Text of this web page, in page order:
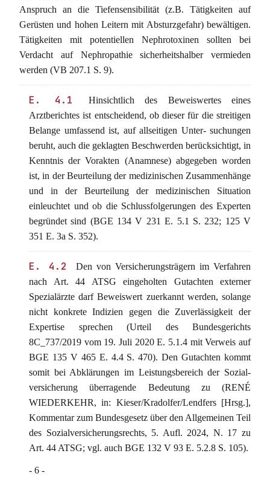
Anspruch an die Tiefensensibilität (z.B. Tätigkeiten auf
Gerüsten und hohen Leitern mit Absturzgefahr) bewältigen.
Tätigkeiten mit potentiellen Nephrotoxinen sollten bei
Verdacht auf Nephropathie sicherheitshalber vermieden
werden (VB 207.1 S. 9).
E. 4.1
Hinsichtlich des Beweiswertes eines
Arztberichtes ist entscheidend, ob dieser für die streitigen
Belange umfassend ist, auf allseitigen Unter- suchungen
beruht, auch die geklagten Beschwerden berücksichtigt, in
Kenntnis der Vorakten (Anamnese) abgegeben worden
ist, in der Beurteilung der medizinischen Zusammenhänge
und in der Beurteilung der medizinischen Situation
einleuchtet und ob die Schlussfolgerungen des Experten
begründet sind (BGE 134 V 231 E. 5.1 S. 232; 125 V
351 E. 3a S. 352).
E. 4.2
Den von Versicherungsträgern im Verfahren
nach Art. 44 ATSG eingeholten Gutachten externer
Spezialärzte darf Beweiswert zuerkannt werden, solange
nicht konkrete Indizien gegen die Zuverlässigkeit der
Expertise sprechen (Urteil des Bundesgerichts
8C_737/2019 vom 19. Juli 2020 E. 5.1.4 mit Verweis auf
BGE 135 V 465 E. 4.4 S. 470). Den Gutachten kommt
somit bei Abklärungen im Leistungsbereich der Sozial-
versicherung überragende Bedeutung zu (RENÉ
WIEDERKEHR, in: Kieser/Kradolfer/Lendfers [Hrsg.],
Kommentar zum Bundesgesetz über den Allgemeinen Teil
des Sozialversicherungsrechts, 5. Aufl. 2024, N. 17 zu
Art. 44 ATSG; vgl. auch BGE 132 V 93 E. 5.2.8 S. 105).
- 6 -